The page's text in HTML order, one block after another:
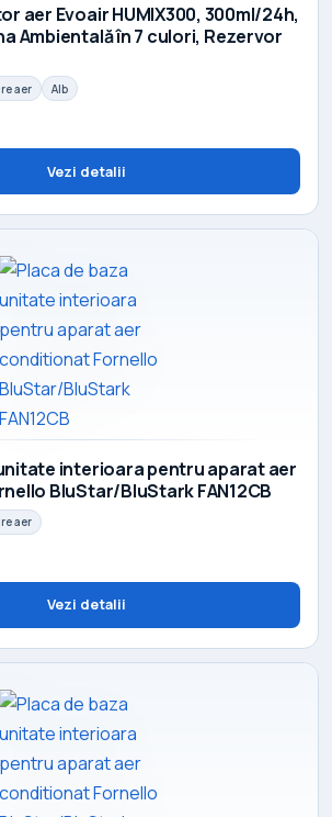
aer Evoair HUMIX300, 300ml/24h,
Ambientală în 7 culori, Rezervor
aer Alb
Vezi detalii
interioara pentru aparat aer
BluStar/BluStark FAN12CB
aer
Vezi detalii